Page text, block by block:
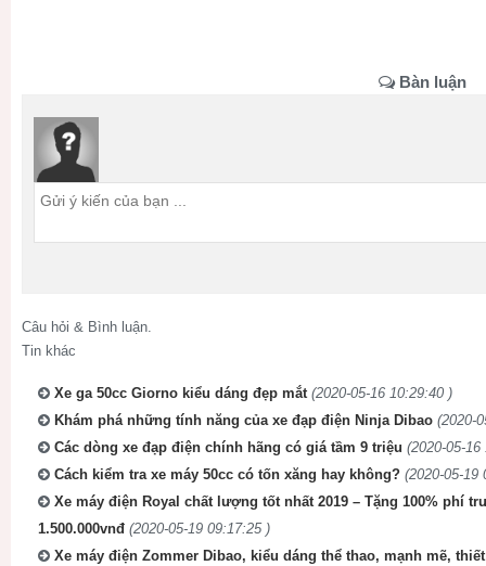
Bàn luận
Câu hỏi & Bình luận.
Tin khác
Xe ga 50cc Giorno kiểu dáng đẹp mắt (2020-05-16 10:29:40 )
Khám phá những tính năng của xe đạp điện Ninja Dibao (2020-
Các dòng xe đạp điện chính hãng có giá tầm 9 triệu (2020-05-16
Cách kiểm tra xe máy 50cc có tốn xăng hay không? (2020-05-19
Xe máy điện Royal chất lượng tốt nhất 2019 – Tặng 100% phí
1.500.000vnđ (2020-05-19 09:17:25 )
Xe máy điện Zommer Dibao, kiểu dáng thể thao, mạnh mẽ,